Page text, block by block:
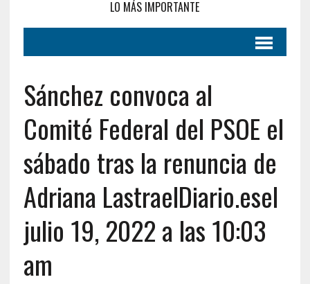
LO MÁS IMPORTANTE
Sánchez convoca al
Comité Federal del PSOE el
sábado tras la renuncia de
Adriana LastraelDiario.esel
julio 19, 2022 a las 10:03
am